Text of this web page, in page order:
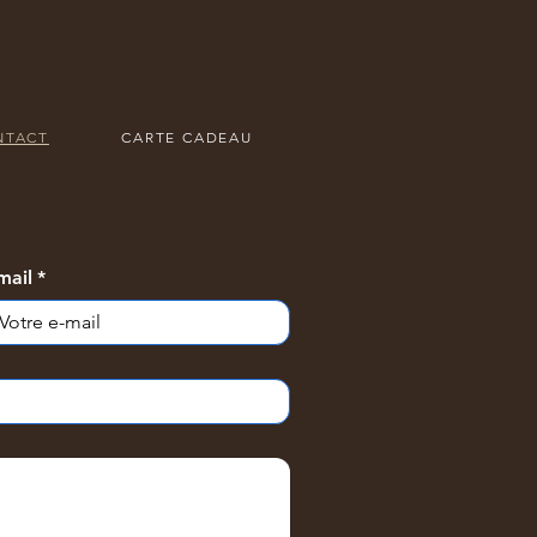
CARTE CADEAU
*